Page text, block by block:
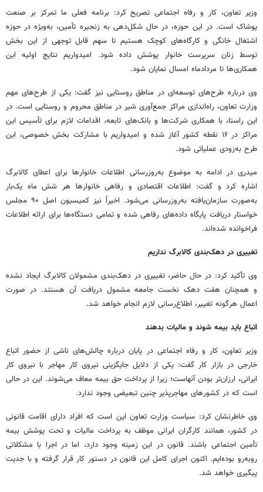
وزیر تعاون، کار و رفاه اجتماعی تصریح کرد: برنامه فعلی ما تمرکز بر صنعت
پوشاک است. در این حوزه، در حال شکل‌دهی به زنجیره تأمین، به‌ویژه در حوزه
اشتغال خانگی و کارگاه‌های کوچک هستیم تا سهم قابل توجهی از این بخش
توسط زنان سرپرست خانوار پوشش داده شود. امیدواریم نتایج اولیه این
همکاری‌ها تا مردادماه امسال نمایان شود.
وی درباره طرح‌های توسعه‌ای در مناطق روستایی نیز گفت: یکی از طرح‌های مهم
وزارت تعاون، راه‌اندازی مراکز جمع‌آوری شیر در مناطق محروم و روستایی است. در
این راستا، با همکاری شرکت‌ها و بانک‌های تابعه، اقدامات لازم برای تأسیس این
مراکز در ۱۶ نقطه کشور آغاز شده و امیدواریم با مشارکت بخش خصوصی، این
طرح به‌زودی عملیاتی شود.
میدری در ادامه به موضوع به‌روزرسانی اطلاعات خانوارها برای اعطای کالابرگ
اشاره کرد و گفت: اطلاعات اقتصادی و رفاهی خانوارها هر شش ماه یک‌بار
به‌صورت سازمان‌یافته به‌روزرسانی می‌شود. اخیراً نیز کمیسیون اصل ۹۰ مجلس
خواستار دریافت پایگاه داده‌های رفاهی شده و تمامی دستگاه‌ها برای ارائه اطلاعات
فراخوانده شده‌اند.
تغییری در دهک‌بندی کالابرگ نداریم
وی تأکید کرد: در حال حاضر، تغییری در دهک‌بندی مشمولان کالابرگ ایجاد نشده
و همچنان هفت دهک نخست جامعه مشمول دریافت آن هستند. در صورت
اعمال هرگونه تغییر، اطلاع‌رسانی لازم انجام خواهد شد.
اتباع باید بیمه شوند و مالیات بدهند
وزیر تعاون، کار و رفاه اجتماعی در پایان درباره چالش‌های ناشی از حضور اتباع
خارجی در بازار کار گفت: یکی از دلایل جایگزینی نیروی کار مهاجر با نیروی کار
ایرانی، ارزان‌تر بودن آنهاست؛ زیرا از پرداخت حق بیمه معاف می‌شوند. این در حالی
است که در کشورهای مهاجرپذیر چنین تبعیضی وجود ندارد.
وی خاطرنشان کرد: سیاست وزارت تعاون این است که افراد دارای اقامت قانونی
در کشور، همانند کارگران ایرانی موظف به پرداخت مالیات و تحت پوشش بیمه
تأمین اجتماعی باشند. قانون در این زمینه وجود دارد، اما در اجرا با مشکلاتی
روبه‌رو بوده‌ایم. اکنون اجرای کامل این قانون در دستور کار قرار گرفته و با جدیت
پیگیری خواهد شد.